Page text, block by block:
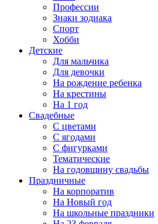
Профессии
Знаки зодиака
Спорт
Хобби
Детские
Для мальчика
Для девочки
На рождение ребенка
На крестины
На 1 год
Свадебные
С цветами
С ягодами
С фигурками
Тематические
На годовщину свадьбы
Праздничные
На корпоратив
На Новый год
На школьные праздники